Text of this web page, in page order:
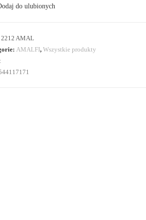
do ulubionych
2212 AMAL
AMALFI, Wszystkie produkty